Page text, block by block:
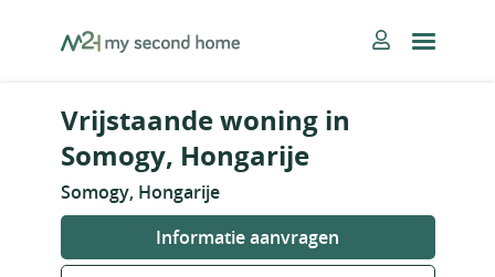
MySecondHome
Vrijstaande woning in
Somogy, Hongarije
Somogy, Hongarije
Informatie aanvragen